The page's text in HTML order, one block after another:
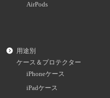
AirPods
用途別
ケース＆プロテクター
iPhoneケース
iPadケース